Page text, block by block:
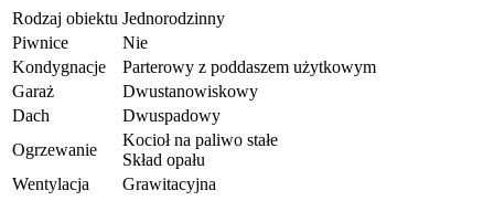
Rodzaj obiektu Jednorodzinny
Piwnice
Nie
Kondygnacje
Parterowy z poddaszem użytkowym
Garaż
Dwustanowiskowy
Dach
Dwuspadowy
Ogrzewanie
Kocioł na paliwo stałe
Skład opału
Wentylacja
Grawitacyjna